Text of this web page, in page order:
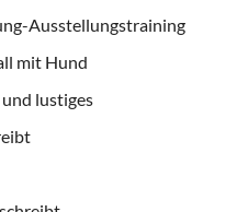
Ausstellungstraining
mit Hund
lustiges